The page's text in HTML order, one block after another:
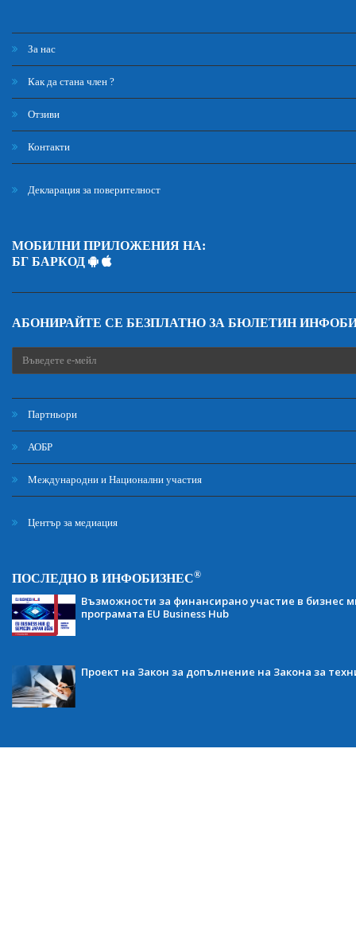
За нас
Как да стана член ?
Отзиви
Контакти
Декларация за поверителност
МОБИЛНИ ПРИЛОЖЕНИЯ НА:
БГ БАРКОД
АБОНИРАЙТЕ СЕ БЕЗПЛАТНО ЗА БЮЛЕТИН
Партньори
АОБР
Международни и Национални участия
Център за медиация
ПОСЛЕДНО В ИНФОБИЗНЕС®
Възможности за финансирано участие в бизнес
програмата EU Business Hub
Проект на Закон за допълнение на Закона за